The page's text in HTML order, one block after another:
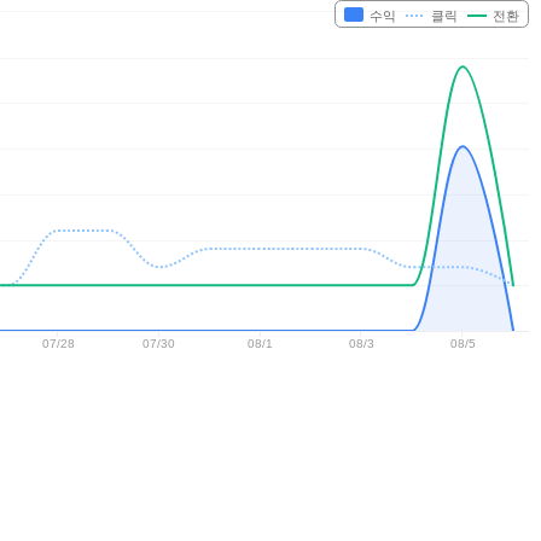
수익 클릭 전환
07/28 07/30 08/1 08/3 08/5